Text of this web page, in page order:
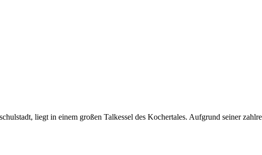
liegt in einem großen Talkessel des Kochertales. Aufgrund seiner